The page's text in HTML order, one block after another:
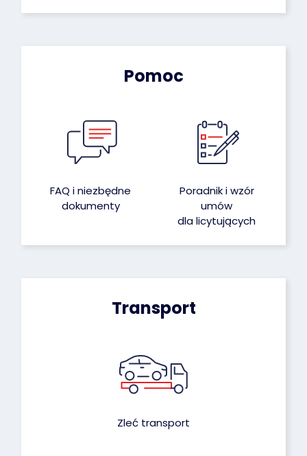
Pomoc
FAQ i niezbędne
dokumenty
Poradnik i wzór
umów
dla licytujących
Transport
Zleć transport